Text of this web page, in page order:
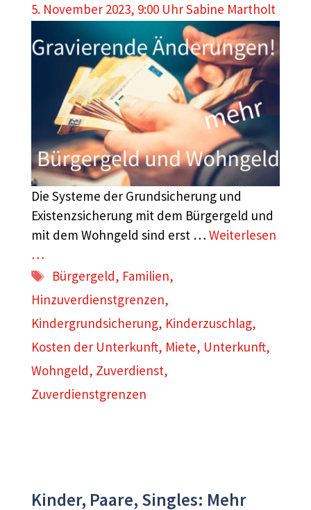
5. November 2023, 9:00 UhrSabine Martholt
Die Systeme der Grundsicherung und
Existenzsicherung mit dem Bürgergeld und
mit dem Wohngeld sind erst … Weiterlesen
…
Schlagwörter
Bürgergeld, Familien,
Hinzuverdienstgrenzen,
Kindergrundsicherung, Kinderzuschlag,
Kosten der Unterkunft, Miete, Unterkunft,
Wohngeld, Zuverdienst,
Zuverdienstgrenzen
Kinder, Paare, Singles: Mehr